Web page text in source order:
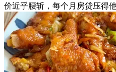
价近乎腰斩，每个月房贷压得